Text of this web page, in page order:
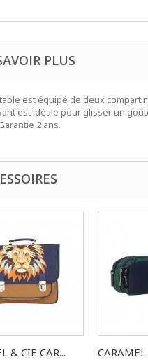
PLUS
est équipé de deux
est idéale pour glisser un
2 ans.
& CIE CAR... CARAMEL